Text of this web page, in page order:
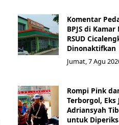
Komentar
BPJS di
RSUD
Dinonaktifkan
Jumat, 7 Agu
Rompi Pink
Terborgol, Eks
Adriansyah
untuk